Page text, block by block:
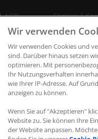
AGB Cookies|
Copyright
Wir verwenden
Wir verwenden Cookies und
sind. Darüber hinaus setzen
optimieren. Mit
Ihr Nutzungsverhalten
wie Ihrer IP-Adresse. Auf
anzeigen zu können.
Wenn Sie auf "Akzeptieren"
Website zu. Sie können Ihre
der Website anpassen.